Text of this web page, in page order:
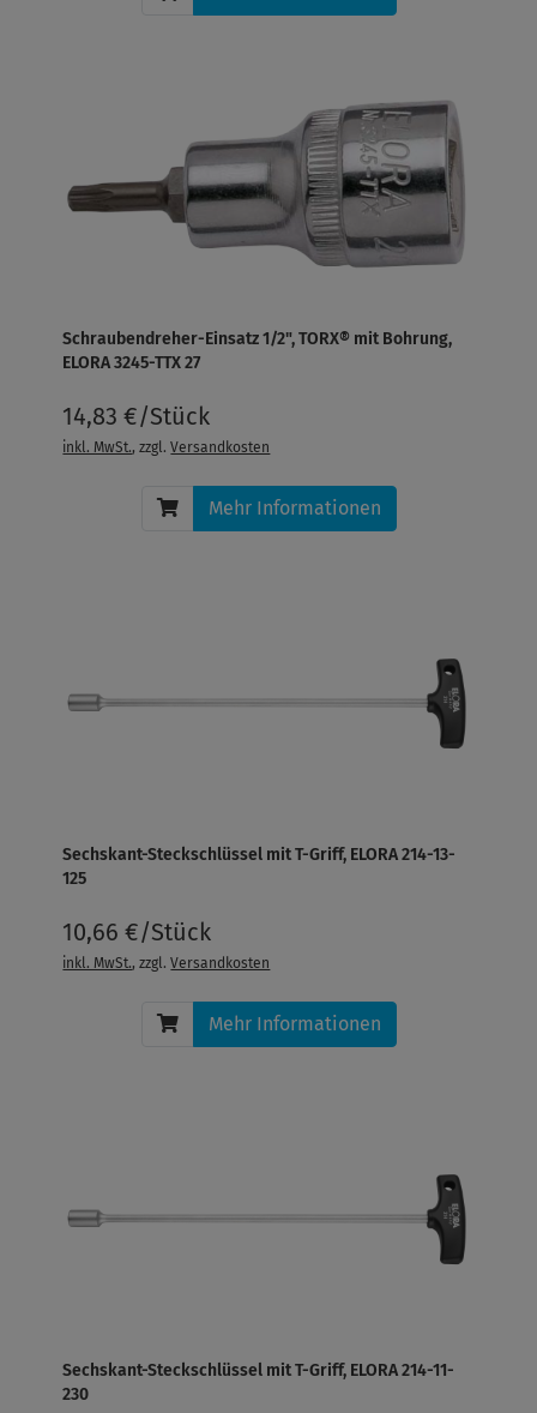
Schraubendreher-Einsatz 1/2", TORX® mit Bohrung,
ELORA 3245-TTX 27
14,83 €/Stück
inkl. MwSt., zzgl.Versandkosten
Mehr Informationen
Sechskant-Steckschlüssel mit T-Griff, ELORA 214-13-
125
10,66 €/Stück
inkl. MwSt., zzgl.Versandkosten
Mehr Informationen
Sechskant-Steckschlüssel mit T-Griff, ELORA 214-11-
230